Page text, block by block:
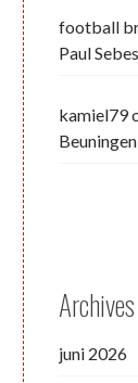
football
Paul Sebes
kamiel79
Beuningen
Archives
juni 2026